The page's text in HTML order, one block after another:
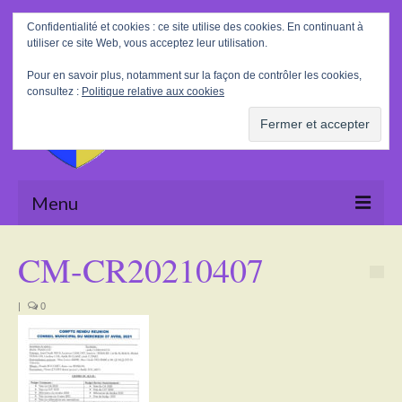
Rechercher
:
Menu
La Mairie
Le village
Tourisme
CM-CR20210407
| 0
Confidentialité et cookies : ce site utilise des cookies. En continuant à
utiliser ce site Web, vous acceptez leur utilisation.
Pour en savoir plus, notamment sur la façon de contrôler les cookies,
consultez : Politique relative aux cookies